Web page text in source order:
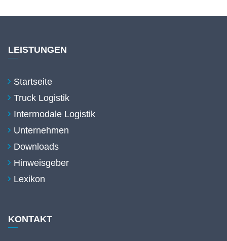
LEISTUNGEN
Startseite
Truck Logistik
Intermodale Logistik
Unternehmen
Downloads
Hinweisgeber
Lexikon
KONTAKT